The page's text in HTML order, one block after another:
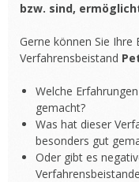
bzw. sind,
Gerne können Sie Ihre
Verfahrensbeistand
Welche
gemacht?
Was hat dieser
besonders gut
Oder gibt es